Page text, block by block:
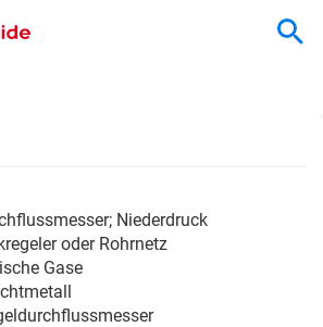
Niederdruck
oder Rohrnetz
Gase